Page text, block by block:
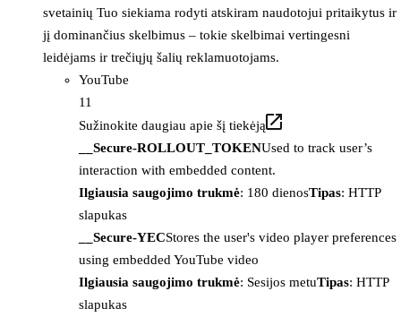
svetainių Tuo siekiama rodyti atskiram naudotojui pritaikytus ir
jį dominančius skelbimus – tokie skelbimai vertingesni
leidėjams ir trečiųjų šalių reklamuotojams.
YouTube
11
Sužinokite daugiau apie šį tiekėją
__Secure-ROLLOUT_TOKENUsed to track user’s
interaction with embedded content.
Ilgiausia saugojimo trukmė: 180 dienosTipas: HTTP
slapukas
__Secure-YECStores the user's video player preferences
using embedded YouTube video
Ilgiausia saugojimo trukmė: Sesijos metuTipas: HTTP
slapukas